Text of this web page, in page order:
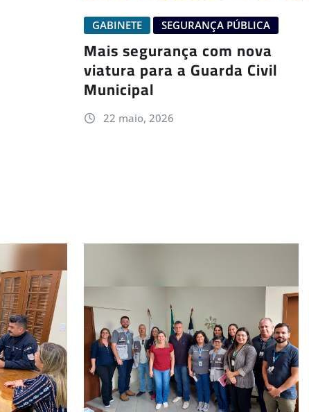
GABINETE SEGURANÇA PÚBLICA
Mais segurança com nova
viatura para a Guarda Civil
Municipal
22 maio, 2026